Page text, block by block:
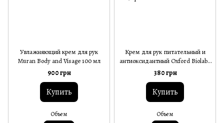
Увлажняющий крем для рук
Muran Body and Visage 100 мл
900 грн
Купить
Объем
Крем для рук питательный и
антиоксидантный Oxford Biolabs
Nourishing Anti-oxidising Hand
Cream 50 мл
380 грн
Купить
Объем